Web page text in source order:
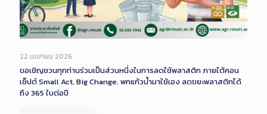
22 เมษายน 2026
ขอเชิญชวนทุกท่านร่วมเป็นส่วนหนึ่งในการลดใช้พลาสติก ภายใต้คอน
เซ็ปต์ Small Act, Big Change. พกแก้วน้ำมาใช้เอง ลดขยะพลาสติกได้
ถึง 365 ใบต่อปี